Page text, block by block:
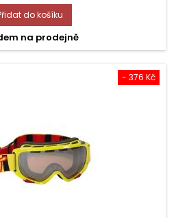
cena
do košíku
na prodejně
- 376 Kč